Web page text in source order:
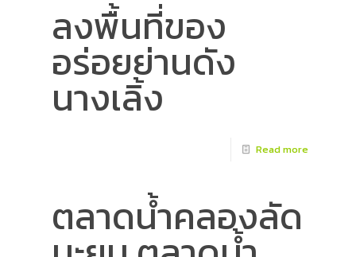
ลงพื้นที่ของ
อร่อยย่านดัง
นางเลิ้ง
Read more
ตลาดน้ำคลองลัด